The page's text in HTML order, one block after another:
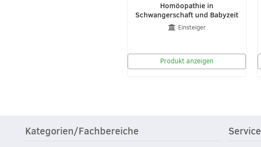
Homöopathie in
Schwangerschaft und Babyzeit
Einsteiger
Produkt anzeigen
Kategorien/Fachbereiche Service